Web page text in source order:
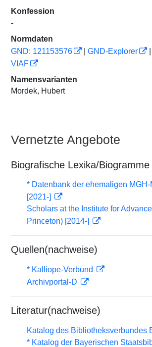
Konfession
-
Normdaten
GND: 121153576
GND-Explorer
VIAF
Namensvarianten
Mordek, Hubert
Vernetzte Angebote
Biografische Lexika/Biogramme
* Datenbank der ehemaligen
[2021-]
Scholars at the Institute for
Princeton) [2014-]
Quellen(nachweise)
* Kalliope-Verbund
Archivportal-D
Literatur(nachweise)
Katalog des Bibliotheksverbundes
* Katalog der Bayerischen